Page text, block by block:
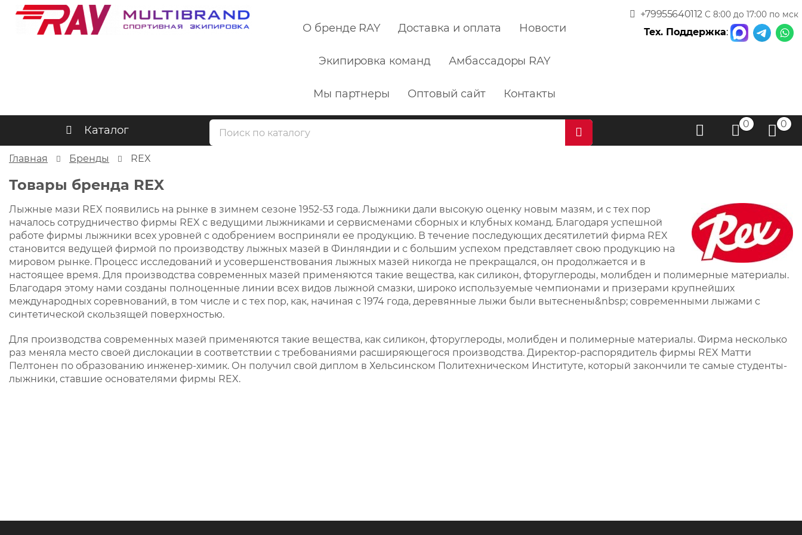
О бренде RAY Доставка и оплата Новости
Экипировка команд Амбассадоры RAY
Мы партнеры Оптовый сайт Контакты
+79955640112 С 8:00 до 17:00 по мск
Тех. Поддержка:
Каталог 0 0
Главная Бренды REX
Товары бренда REX
Лыжные мази REX появились на рынке в зимнем сезоне 1952-53 года. Лыжники дали высокую оценку новым мазям, и с тех пор
началось сотрудничество фирмы REX с ведущими лыжниками и сервисменами сборных и клубных команд. Благодаря успешной
работе фирмы лыжники всех уровней с одобрением восприняли ее продукцию. В течение последующих десятилетий фирма REX
становится ведущей фирмой по производству лыжных мазей в Финляндии и с большим успехом представляет свою продукцию на
мировом рынке. Процесс исследований и усовершенствования лыжных мазей никогда не прекращался, он продолжается и в
настоящее время. Для производства современных мазей применяются такие вещества, как силикон, фторуглероды, молибден и полимерные материалы.
Благодаря этому нами созданы полноценные линии всех видов лыжной смазки, широко используемые чемпионами и призерами крупнейших
международных соревнований, в том числе и с тех пор, как, начиная с 1974 года, деревянные лыжи были вытеснены&nbsp; современными лыжами с
синтетической скользящей поверхностью.
Для производства современных мазей применяются такие вещества, как силикон, фторуглероды, молибден и полимерные материалы. Фирма несколько
раз меняла место своей дислокации в соответствии с требованиями расширяющегося производства. Директор-распорядитель фирмы REX Матти
Пелтонен по образованию инженер-химик. Он получил свой диплом в Хельсинском Политехническом Институте, который закончили те самые студенты-
лыжники, ставшие основателями фирмы REX.